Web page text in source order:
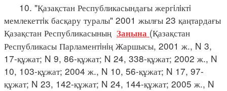
10. "Қазақстан Республикасындағы жергiлiктi
мемлекеттiк басқару туралы" 2001 жылғы 23 қаңтардағы
Қазақстан Республикасының Заңына (Қазақстан
Республикасы Парламентiнiң Жаршысы, 2001 ж., N 3,
17-құжат; N 9, 86-құжат; N 24, 338-құжат; 2002 ж., N
10, 103-құжат; 2004 ж., N 10, 56-құжат; N 17, 97-
құжат; N 23, 142-құжат; N 24, 144-құжат; 2005 ж., N